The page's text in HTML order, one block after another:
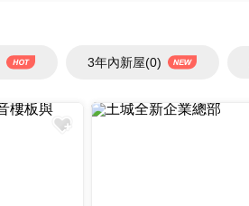
3年內新屋(0)